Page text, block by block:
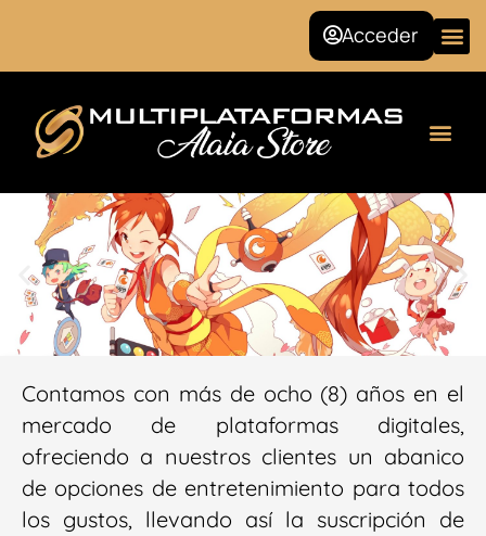
contenido
Acceder
Sobre nosotros
Contamos con más de ocho (8) años en el
mercado de plataformas digitales,
ofreciendo a nuestros clientes un abanico
de opciones de entretenimiento para todos
los gustos, llevando así la suscripción de